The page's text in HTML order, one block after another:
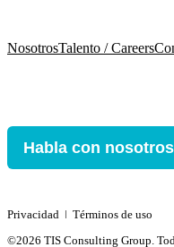
NosotrosTalento / Careers
Habla con nosotros
Privacidad ǀ Términos de uso
©2026 TIS Consulting Group.